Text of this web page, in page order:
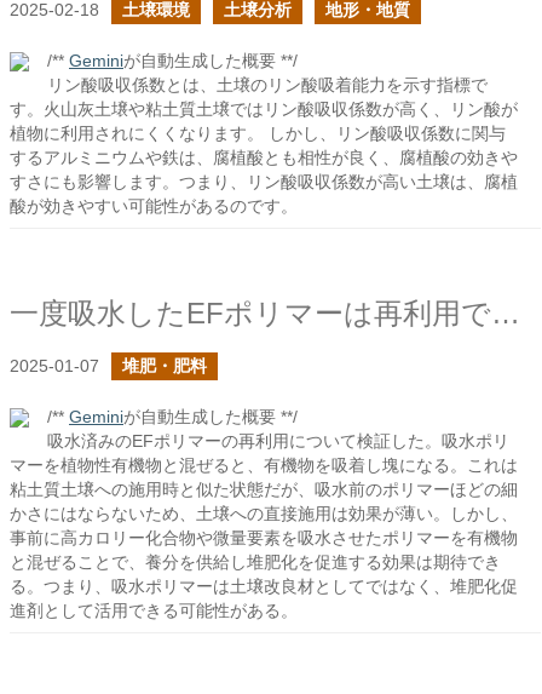
2025-02-18 土壌環境 土壌分析 地形・地質
/** Geminiが自動生成した概要 **/
リン酸吸収係数とは、土壌のリン酸吸着能力を示す指標で
す。火山灰土壌や粘土質土壌ではリン酸吸収係数が高く、リン酸が
植物に利用されにくくなります。 しかし、リン酸吸収係数に関与
するアルミニウムや鉄は、腐植酸とも相性が良く、腐植酸の効きや
すさにも影響します。つまり、リン酸吸収係数が高い土壌は、腐植
酸が効きやすい可能性があるのです。
一度吸水したEFポリマーは再利用できるのか？
2025-01-07 堆肥・肥料
/** Geminiが自動生成した概要 **/
吸水済みのEFポリマーの再利用について検証した。吸水ポリ
マーを植物性有機物と混ぜると、有機物を吸着し塊になる。これは
粘土質土壌への施用時と似た状態だが、吸水前のポリマーほどの細
かさにはならないため、土壌への直接施用は効果が薄い。しかし、
事前に高カロリー化合物や微量要素を吸水させたポリマーを有機物
と混ぜることで、養分を供給し堆肥化を促進する効果は期待でき
る。つまり、吸水ポリマーは土壌改良材としてではなく、堆肥化促
進剤として活用できる可能性がある。